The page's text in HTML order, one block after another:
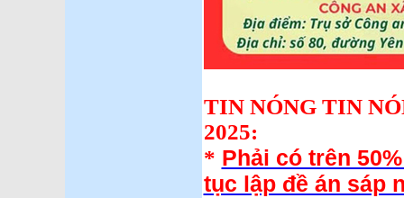
TIN NÓNG TIN
2025:
* Phải có trên
tục lập đề án sáp